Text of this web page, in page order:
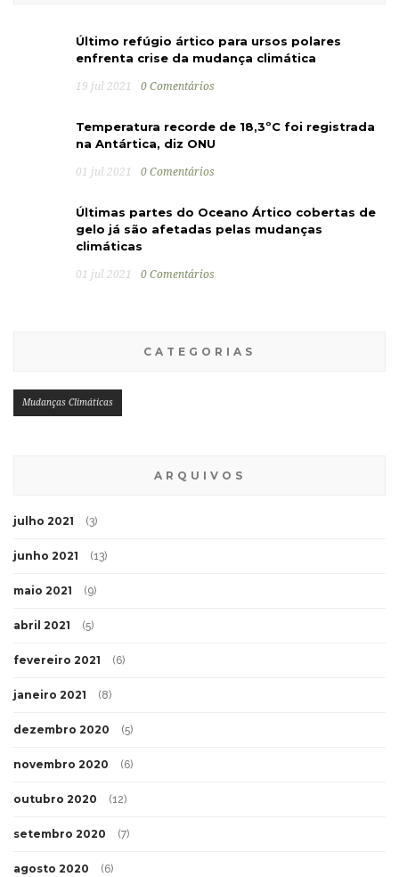
Último refúgio ártico para ursos polares
enfrenta crise da mudança climática
19 jul 2021 0 Comentários
Temperatura recorde de 18,3ºC foi registrada
na Antártica, diz ONU
01 jul 2021 0 Comentários
Últimas partes do Oceano Ártico cobertas de
gelo já são afetadas pelas mudanças
climáticas
01 jul 2021 0 Comentários
CATEGORIAS
Mudanças Climáticas
ARQUIVOS
julho 2021 (3)
junho 2021 (13)
maio 2021 (9)
abril 2021 (5)
fevereiro 2021 (6)
janeiro 2021 (8)
dezembro 2020 (5)
novembro 2020 (6)
outubro 2020 (12)
setembro 2020 (7)
agosto 2020 (6)